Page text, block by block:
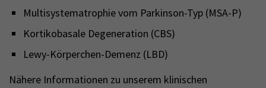
Multisystematrophie vom Parkinson-Typ (MSA-P)
Kortikobasale Degeneration (CBS)
Lewy-Körperchen-Demenz (LBD)
Nähere Informationen zu unserem klinischen